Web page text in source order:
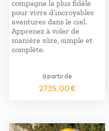
compagne la plus fidèle
pour vivre d’incroyables
aventures dans le ciel.
Apprenez à voler de
manière sûre, simple et
complète.
à partir de
2735,00€